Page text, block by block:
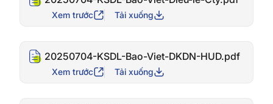
Xem trước Tải xuống
20250704-KSDL-Bao-Viet-DKDN-HUD.pdf
Xem trước Tải xuống